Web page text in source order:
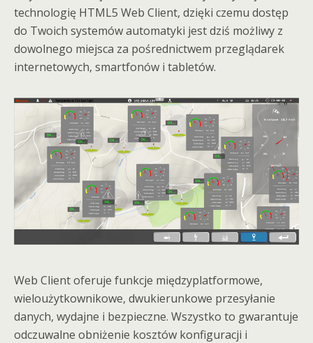
technologię HTML5 Web Client, dzięki czemu dostęp
do Twoich systemów automatyki jest dziś możliwy z
dowolnego miejsca za pośrednictwem przeglądarek
internetowych, smartfonów i tabletów.
Web Client oferuje funkcje międzyplatformowe,
wieloużytkownikowe, dwukierunkowe przesyłanie
danych, wydajne i bezpieczne. Wszystko to gwarantuje
odczuwalne obniżenie kosztów konfiguracji i